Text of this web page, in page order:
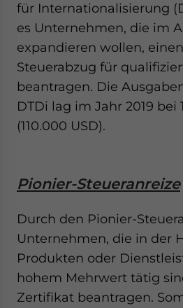
für Internationalisierung
es Unternehmen, die im
expandieren wollen,
Steuerabzug für
beantragen. Die
DTDi lag im Jahr 2019 bei
(110.000 USD).
Pionier-Steueranreize
Durch den Pionier-
Unternehmen, die in der
Produkten oder
hohem Mehrwert tätig
Zertifikat beantragen.